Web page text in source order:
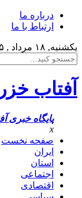
درباره ما
ارتباط با ما
یکشنبه, ۱۸ مرداد , ۱۴۰۵
آفتاب خزر
پایگاه خبری
x
صفحه نخست
ایران
استان
اجتماعی
اقتصادی